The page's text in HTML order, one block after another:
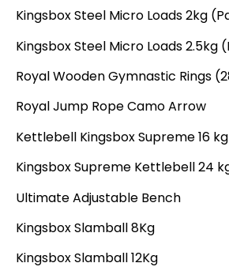
Kingsbox Steel Micro Loads 2kg
Kingsbox Steel Micro Loads 2.5kg
Royal Wooden Gymnastic Rings
Royal Jump Rope Camo Arrow
Kettlebell Kingsbox Supreme 16 kg
Kingsbox Supreme Kettlebell 24
Ultimate Adjustable Bench
Kingsbox Slamball 8Kg
Kingsbox Slamball 12Kg